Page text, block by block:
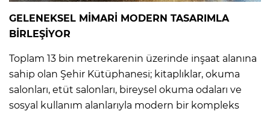
GELENEKSEL MİMARİ MODERN TASARIMLA
BİRLEŞİYOR
Toplam 13 bin metrekarenin üzerinde inşaat alanına
sahip olan Şehir Kütüphanesi; kitaplıklar, okuma
salonları, etüt salonları, bireysel okuma odaları ve
sosyal kullanım alanlarıyla modern bir kompleks